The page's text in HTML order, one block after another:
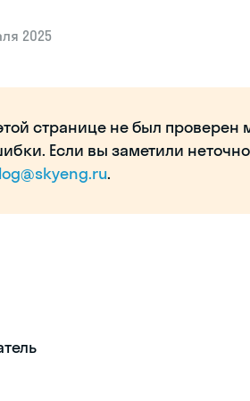
2025
странице не был
Если вы заметили
.